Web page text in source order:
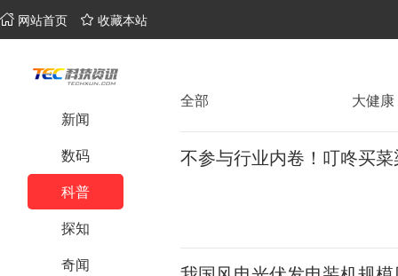
网站首页 收藏本站
新闻
数码
科普
探知
奇闻
全部 大健康
不参与行业内卷！叮咚买